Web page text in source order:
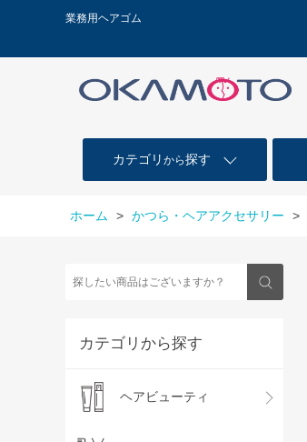
業務用ヘアゴム
カテゴリ から探す
ホーム > かつら・ヘアアクセサリー >
カテゴリから探す
ヘアビューティ